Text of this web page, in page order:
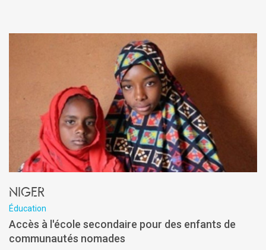
Niger
Éducation
Accès à l'école secondaire pour des enfants de
communautés nomades